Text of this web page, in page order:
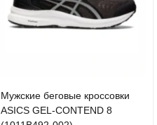
Мужские беговые кроссовки
ASICS GEL-CONTEND 8